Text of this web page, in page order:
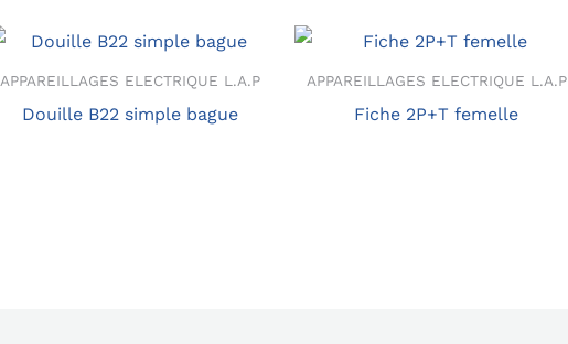
APPAREILLAGES ELECTRIQUE L.A.P
Douille B22 simple bague
APPAREILLAGES ELECTRIQUE L.A.P
Fiche 2P+T femelle